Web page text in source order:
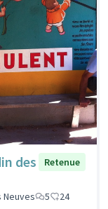
des
Retenue
Neuves 5 24